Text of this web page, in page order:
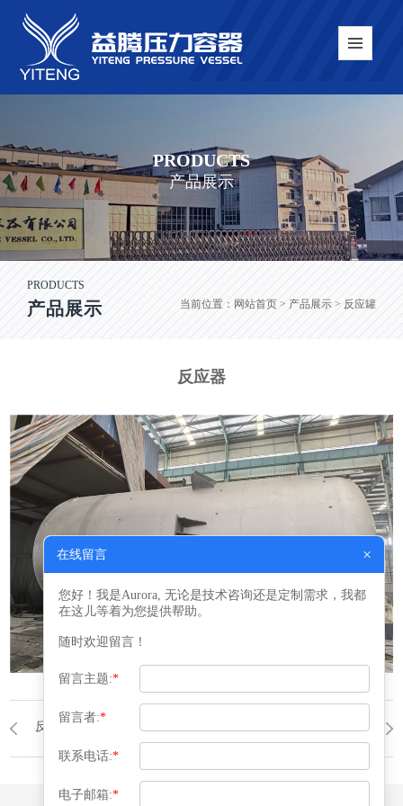
PRODUCTS
产品展示
PRODUCTS
产品展示 当前位置： 网站首页> 产品展示 > 反应罐
反应器
反应器 反应器
在线留言 ×
您好！我是Aurora, 无论是技术咨询还是定制需求，我都
在这儿等着为您提供帮助。
随时欢迎留言！
留言主题:*
留言者:*
联系电话:*
电子邮箱:*